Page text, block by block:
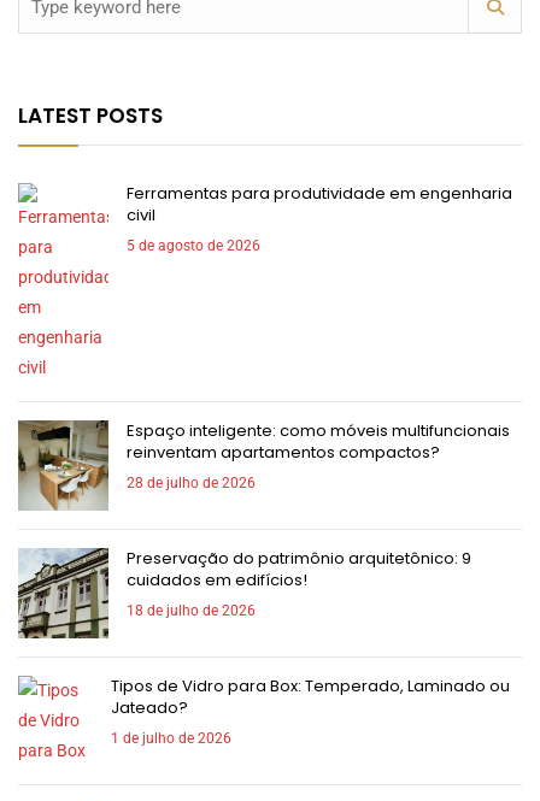
LATEST POSTS
Ferramentas para produtividade em engenharia
civil
5 de agosto de 2026
Espaço inteligente: como móveis multifuncionais
reinventam apartamentos compactos?
28 de julho de 2026
Preservação do patrimônio arquitetônico: 9
cuidados em edifícios!
18 de julho de 2026
Tipos de Vidro para Box: Temperado, Laminado ou
Jateado?
1 de julho de 2026